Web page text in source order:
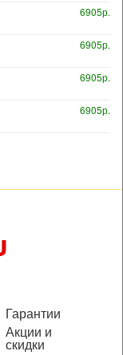
6905р.
6905р.
6905р.
6905р.
Гарантии
Акции и
скидки